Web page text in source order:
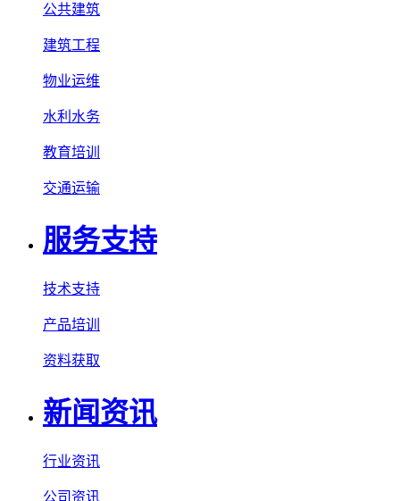
公共建筑
建筑工程
物业运维
水利水务
教育培训
交通运输
服务支持
技术支持
产品培训
资料获取
新闻资讯
行业资讯
公司资讯